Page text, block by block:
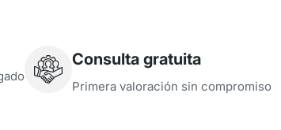
Consulta gratuita
Primera valoración sin compromiso